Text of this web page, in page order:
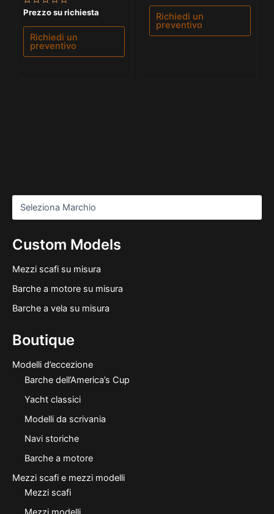
Custom Models
Mezzi scafi su misura
Barche a motore su misura
Barche a vela su misura
Boutique
Modelli d’eccezione
Barche dell’America’s Cup
Yacht classici
Modelli da scrivania
Navi storiche
Barche a motore
Mezzi scafi e mezzi modelli
Mezzi scafi
Valutato
su
Prezzo su richiesta
Richiedi un
preventivo
su
Richiedi un
preventivo